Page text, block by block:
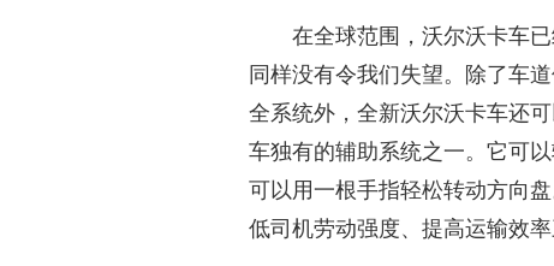
在全球范围，沃尔沃卡车
同样没有令我们失望。除了车
全系统外，全新沃尔沃卡车还
车独有的辅助系统之一。它可
可以用一根手指轻松转动方向
低司机劳动强度、提高运输效率